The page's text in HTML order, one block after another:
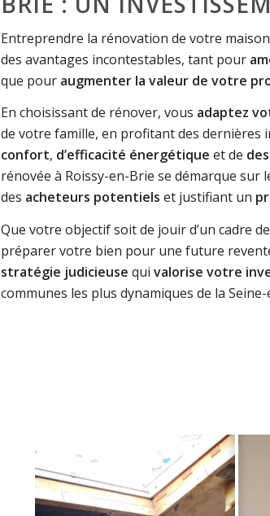
Entreprendre la rénovation de votre
des avantages incontestables, tant pour
que pour augmenter la valeur de votre
En choisissant de rénover, vous adaptez
de votre famille, en profitant des dernières
confort, d’efficacité énergétique et de
rénovée à Roissy-en-Brie se démarque
des acheteurs potentiels et justifiant un
Que votre objectif soit de jouir d’un cadre
préparer votre bien pour une future
stratégie judicieuse qui valorise votre
communes les plus dynamiques de la